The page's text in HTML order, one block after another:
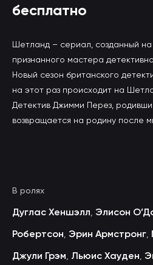
бесплатно
Шетланд – сериал, созданный
признанного мастера
Новый сезон британского
на этот раз происходит на
Детектив Джимми Перез,
возвращается на родину после
В ролях
Дуглас Хеншэлл Элисон
Робертсон Эрин Армстронг
Джули Грэм Льюис Хауден